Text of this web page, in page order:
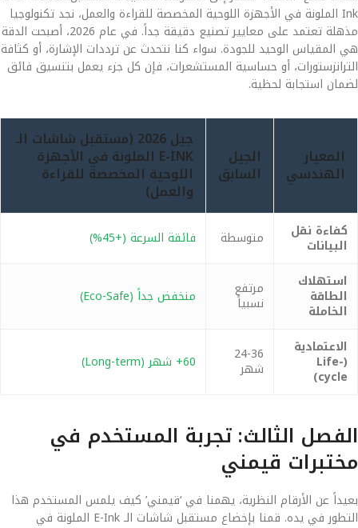
Ink الملونة في الأجهزة اللوحية المخصصة للقراءة والعمل، نجد تكنولوجيا
مذهلة تعتمد على معايير تصنيع دقيقة جداً. في عام 2026، أصبحت الدقة
هي المقياس الوحيد للجودة. سواء كنا نتحدث عن ترددات الإشارة، أو كثافة
الترانزستورات، أو حساسية المستشعرات، فإن كل جزء يعمل بتنسيق فائق
لضمان استجابة لحظية.
المعيار
الهندسي
الجيل
السابق
جيل 2026 (مستقبل شاشات الـ
E-INK الملونة في الأجهزة
اللوحية المخصصة للقراءة
والعمل)
كفاءة نقل
البيانات متوسطة
فائقة السرعة (+45%)
استهلاك
الطاقة
الخاملة
مرتفع
نسبياً منخفض جداً (Eco-Safe)
الاعتمادية
(Life-
cycle)
24-36
شهر 60+ شهر (Long-term)
الفصل الثالث: تجربة المستخدم في
مختبرات قيمني
بعيداً عن الأرقام النظرية، يهمنا في ‘قيمني’ كيف يلمس المستخدم هذا
التطور في يده. قمنا بإخضاع مستقبل شاشات الـ E-Ink الملونة في